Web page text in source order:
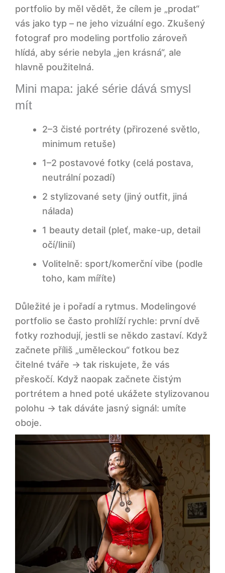
portfolio by měl vědět, že cílem je „prodat“
vás jako typ – ne jeho vizuální ego. Zkušený
fotograf pro modeling portfolio zároveň
hlídá, aby série nebyla „jen krásná“, ale
hlavně použitelná.
Mini mapa: jaké série dává smysl
mít
2–3 čisté portréty (přirozené světlo,
minimum retuše)
1–2 postavové fotky (celá postava,
neutrální pozadí)
2 stylizované sety (jiný outfit, jiná
nálada)
1 beauty detail (pleť, make-up, detail
očí/linií)
Volitelně: sport/komerční vibe (podle
toho, kam míříte)
Důležité je i pořadí a rytmus. Modelingové
portfolio se často prohlíží rychle: první dvě
fotky rozhodují, jestli se někdo zastaví. Když
začnete příliš „uměleckou“ fotkou bez
čitelné tváře → tak riskujete, že vás
přeskočí. Když naopak začnete čistým
portrétem a hned poté ukážete stylizovanou
polohu → tak dáváte jasný signál: umíte
oboje.